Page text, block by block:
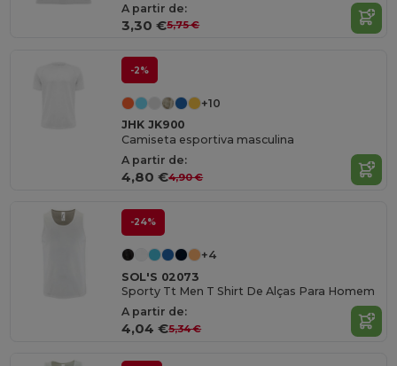
A partir de:
3,30 €5,75 €
-2%
+10
JHK JK900
Camiseta esportiva masculina
A partir de:
4,80 €4,90 €
-24%
+4
SOL'S 02073
Sporty Tt Men T Shirt De Alças Para Homem
A partir de:
4,04 €5,34 €